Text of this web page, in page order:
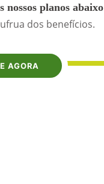
nossos planos abaixo
dos benefícios.
AGORA